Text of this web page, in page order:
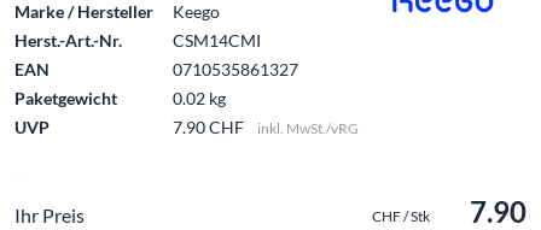
Marke / Hersteller
Keego
Herst.-Art.-Nr.
CSM14CMI
EAN
0710535861327
Paketgewicht
0.02 kg
UVP
7.90 CHF inkl. MwSt./vRG
Ihr Preis CHF / Stk 7.90